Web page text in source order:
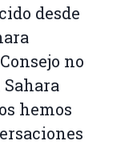
desde
no
hemos